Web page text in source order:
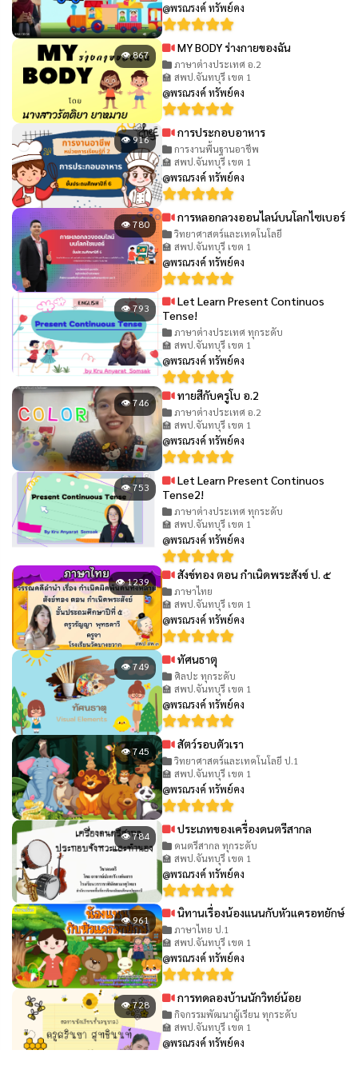
@พรณรงค์ ทรัพย์คง
👁 867 MY BODY ร่างกายของฉัน
ภาษาต่างประเทศ อ.2
🏫 สพป.จันทบุรี เขต 1
@พรณรงค์ ทรัพย์คง
👁 916 การประกอบอาหาร
การงานพื้นฐานอาชีพ
🏫 สพป.จันทบุรี เขต 1
@พรณรงค์ ทรัพย์คง
👁 780 การหลอกลวงออนไลน์บนโลกไซเบอร์
วิทยาศาสตร์และเทคโนโลยี
🏫 สพป.จันทบุรี เขต 1
@พรณรงค์ ทรัพย์คง
👁 793
Let Learn Present Continuos
Tense!
ภาษาต่างประเทศ ทุกระดับ
🏫 สพป.จันทบุรี เขต 1
@พรณรงค์ ทรัพย์คง
👁 746 ทายสีกับครูโบ อ.2
ภาษาต่างประเทศ อ.2
🏫 สพป.จันทบุรี เขต 1
@พรณรงค์ ทรัพย์คง
👁 753
Let Learn Present Continuos
Tense2!
ภาษาต่างประเทศ ทุกระดับ
🏫 สพป.จันทบุรี เขต 1
@พรณรงค์ ทรัพย์คง
👁 1239 สังข์ทอง ตอน กำเนิดพระสังข์ ป. ๕
ภาษาไทย
🏫 สพป.จันทบุรี เขต 1
@พรณรงค์ ทรัพย์คง
👁 749 ทัศนธาตุ
ศิลปะ ทุกระดับ
🏫 สพป.จันทบุรี เขต 1
@พรณรงค์ ทรัพย์คง
👁 745 สัตว์รอบตัวเรา
วิทยาศาสตร์และเทคโนโลยี ป.1
🏫 สพป.จันทบุรี เขต 1
@พรณรงค์ ทรัพย์คง
👁 784 ประเภทของเครื่องดนตรีสากล
ดนตรีสากล ทุกระดับ
🏫 สพป.จันทบุรี เขต 1
@พรณรงค์ ทรัพย์คง
👁 961 นิทานเรื่องน้องแนนกับหัวแครอทยักษ์
ภาษาไทย ป.1
🏫 สพป.จันทบุรี เขต 1
@พรณรงค์ ทรัพย์คง
👁 728 การทดลองบ้านนักวิทย์น้อย
กิจกรรมพัฒนาผู้เรียน ทุกระดับ
🏫 สพป.จันทบุรี เขต 1
@พรณรงค์ ทรัพย์คง